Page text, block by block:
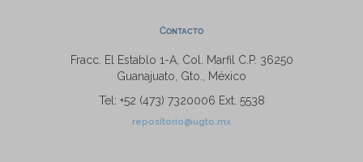
Contacto
Fracc. El Establo 1-A, Col. Marfil C.P. 36250
Guanajuato, Gto., México
Tel: +52 (473) 7320006 Ext. 5538
repositorio@ugto.mx